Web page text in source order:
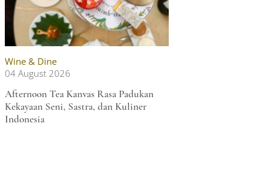
Wine & Dine
04 August 2026
Afternoon Tea Kanvas Rasa Padukan
Kekayaan Seni, Sastra, dan Kuliner
Indonesia